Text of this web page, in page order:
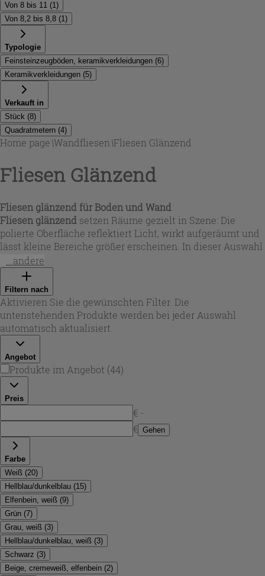
Von 8 bis 11 (1)
Von 8,2 bis 8,8 (1)
Typologie
Feinsteinzeugböden, keramikverkleidungen (6)
Keramikverkleidungen (5)
Verkauft in
Stück (8)
Quadratmetern (4)
Home page\Wandfliesen \Fliesen Glänzend
Fliesen Glänzend
Fliesen glänzend für Boden und Wand
Fliesen glänzend setzen Räume gezielt in Szene: Die
polierte Oberfläche reflektiert Licht, wirkt aufgeräumt und
lässt kleine Bereiche größer erscheinen. In dieser Auswahl
findest du Lösungen für Bad, Küche und Wohnräume – von
großformatigen Platten bis zu kleinen Riemchen und
Mosaiken. Viele Varianten sind als
Wandverkleidungen konzipiert, andere eignen sich als
glanz fliesen bodenund verbinden Design mit
Alltagstauglichkeit im Innenbereich.
...andere
Filtern nach
Aktivieren Sie die gewünschten Filter. Die
untenstehenden Produkte werden bei jeder Auswahl
automatisch aktualisiert.
Angebot
Produkte im Angebot (44)
Preis
€ -
€ Gehen
Farbe
Weiß (20)
Hellblau/dunkelblau (15)
Elfenbein, weiß (9)
Grün (7)
Grau, weiß (3)
Hellblau/dunkelblau, weiß (3)
Schwarz (3)
Beige, cremeweiß, elfenbein (2)